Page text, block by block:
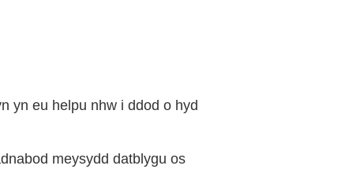
yn eu helpu nhw i ddod o hyd
meysydd datblygu os